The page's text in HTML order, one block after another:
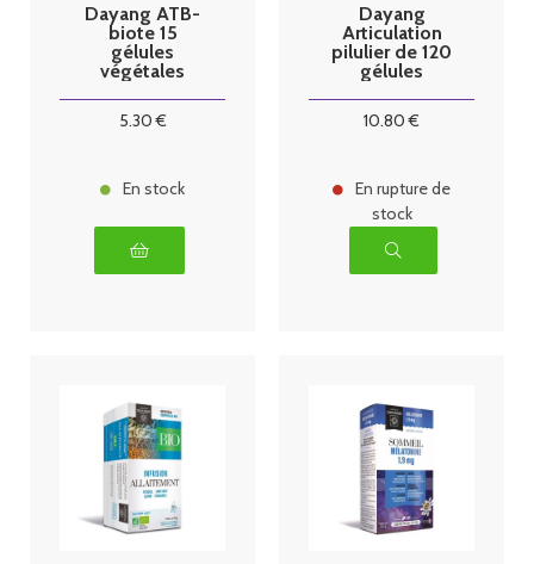
Dayang ATB-
biote 15
gélules
végétales
5.30€
En stock
Dayang
Articulation
pilulier de 120
gélules
10.80 €
En rupture de
stock